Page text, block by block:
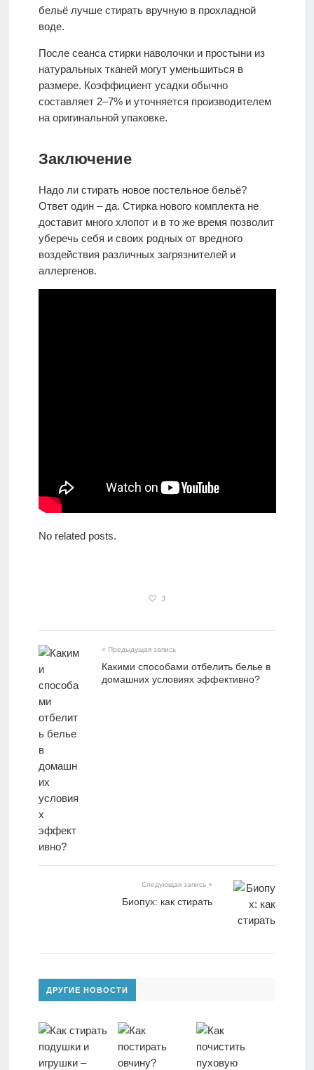
бельё лучше стирать вручную в прохладной
воде.
После сеанса стирки наволочки и простыни из
натуральных тканей могут уменьшиться в
размере. Коэффициент усадки обычно
составляет 2–7% и уточняется производителем
на оригинальной упаковке.
Заключение
Надо ли стирать новое постельное бельё?
Ответ один – да. Стирка нового комплекта не
доставит много хлопот и в то же время позволит
уберечь себя и своих родных от вредного
воздействия различных загрязнителей и
аллергенов.
No related posts.
3
« Предыдущая запись
Какими способами отбелить белье в
домашних условиях эффективно?
Следующая запись »
Биопух: как стирать
ДРУГИЕ НОВОСТИ